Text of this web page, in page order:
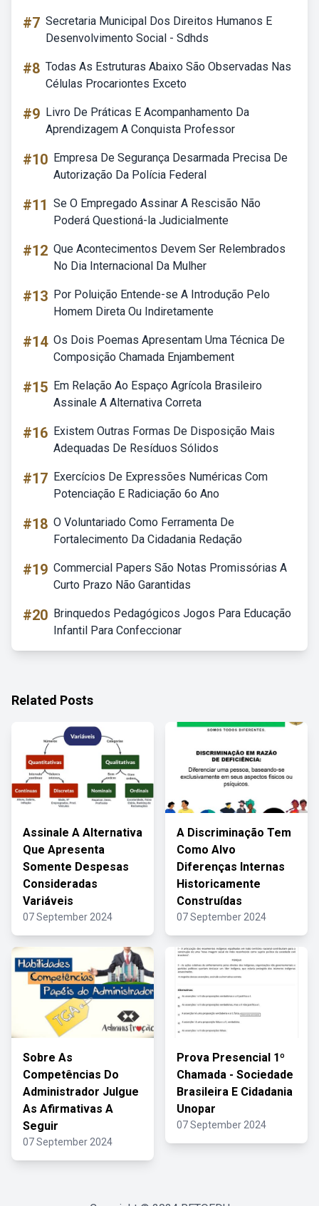
#7 Secretaria Municipal Dos Direitos Humanos E
Desenvolvimento Social - Sdhds
#8 Todas As Estruturas Abaixo São Observadas Nas
Células Procariontes Exceto
#9 Livro De Práticas E Acompanhamento Da
Aprendizagem A Conquista Professor
#10 Empresa De Segurança Desarmada Precisa De
Autorização Da Polícia Federal
#11 Se O Empregado Assinar A Rescisão Não
Poderá Questioná-la Judicialmente
#12 Que Acontecimentos Devem Ser Relembrados
No Dia Internacional Da Mulher
#13 Por Poluição Entende-se A Introdução Pelo
Homem Direta Ou Indiretamente
#14 Os Dois Poemas Apresentam Uma Técnica De
Composição Chamada Enjambement
#15 Em Relação Ao Espaço Agrícola Brasileiro
Assinale A Alternativa Correta
#16 Existem Outras Formas De Disposição Mais
Adequadas De Resíduos Sólidos
#17 Exercícios De Expressões Numéricas Com
Potenciação E Radiciação 6o Ano
#18 O Voluntariado Como Ferramenta De
Fortalecimento Da Cidadania Redação
#19 Commercial Papers São Notas Promissórias A
Curto Prazo Não Garantidas
#20 Brinquedos Pedagógicos Jogos Para Educação
Infantil Para Confeccionar
Related Posts
Assinale A Alternativa
Que Apresenta
Somente Despesas
Consideradas
Variáveis
07 September 2024
A Discriminação Tem
Como Alvo
Diferenças Internas
Historicamente
Construídas
07 September 2024
Sobre As
Competências Do
Administrador Julgue
As Afirmativas A
Seguir
07 September 2024
Prova Presencial 1º
Chamada - Sociedade
Brasileira E Cidadania
Unopar
07 September 2024